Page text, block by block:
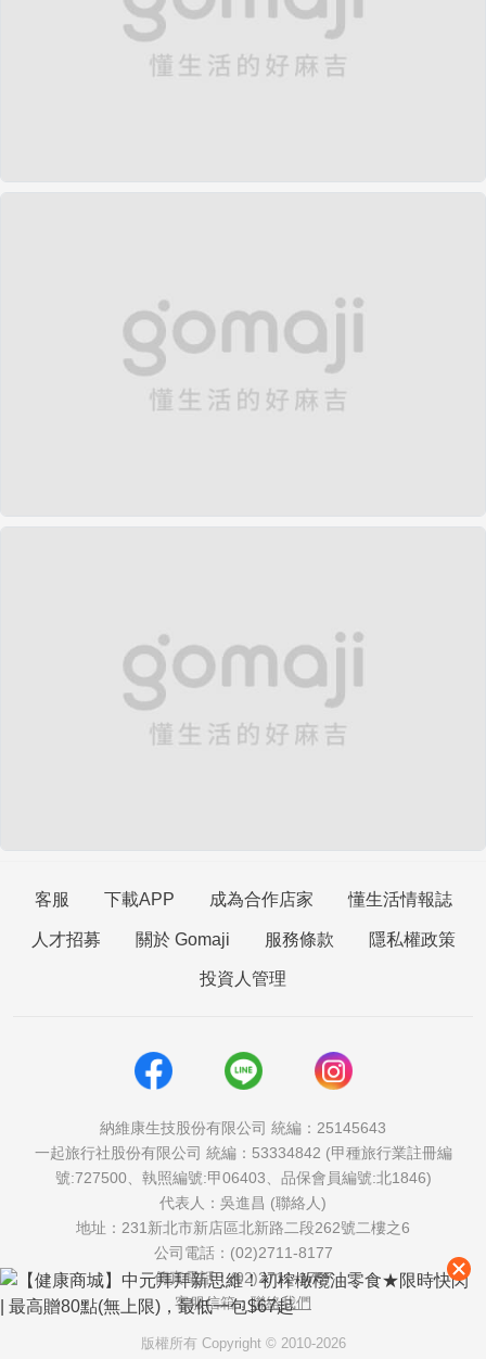
客服 下載APP 成為合作店家 懂生活情報誌
人才招募 關於 Gomaji 服務條款 隱私權政策
投資人管理
納維康生技股份有限公司 統編：25145643
一起旅行社股份有限公司 統編：53334842 (甲種旅行業註冊編
號:727500、執照編號:甲06403、品保會員編號:北1846)
代表人：吳進昌 (聯絡人)
地址：231新北市新店區北新路二段262號二樓之6
公司電話：(02)2711-8177
傳真電話：(02)2711-1757
客服信箱：聯絡我們
版權所有 Copyright © 2010-2026